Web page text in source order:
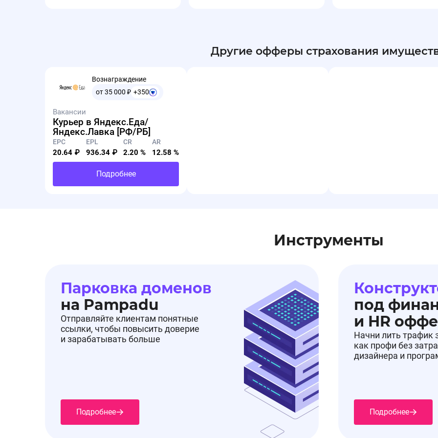
Другие офферы страхования
Вознаграждение
от 35 000 ₽ +350
Вакансии
Курьер в Яндекс.Еда/
Яндекс.Лавка [РФ/РБ]
EPC
20.64 ₽
EPL
936.34 ₽
CR
2.20 %
AR
12.58 %
Подробнее
Инструменты
Парковка доменов
на Pampadu
Отправляйте клиентам понятные
ссылки, чтобы повысить доверие
и зарабатывать больше
Подробнее
под
и HR
Начни лить трафик
как профи без
дизайнера и
Подробнее